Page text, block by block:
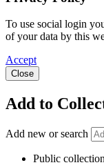
To use social login
of your data by this
Accept
Close
Add to
Add new or search
Public